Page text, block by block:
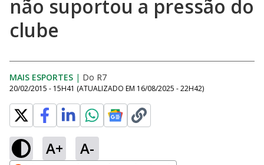
não suportou a pressão do
clube
MAIS ESPORTES | Do R7
20/02/2015 - 15H41 (ATUALIZADO EM 16/08/2025 - 22H42)
A+ A-